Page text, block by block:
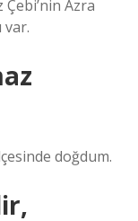
Azra
var.
doğdum.